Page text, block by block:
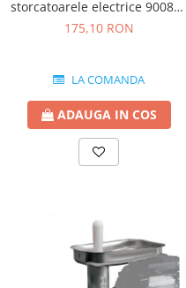
storcatoarele electrice 9008N-
2.5 MM
175,10 RON
LA COMANDA
ADAUGA IN COS